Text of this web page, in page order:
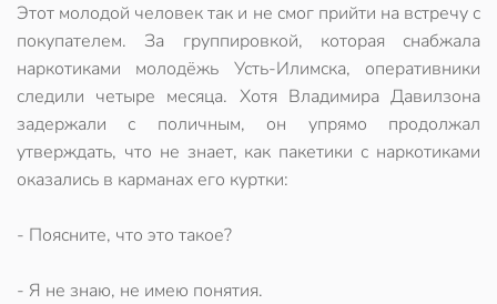
Этот молодой человек так и не смог прийти на встречу с
покупателем. За группировкой, которая снабжала
наркотиками молодёжь Усть-Илимска, оперативники
следили четыре месяца. Хотя Владимира Давилзона
задержали с поличным, он упрямо продолжал
утверждать, что не знает, как пакетики с наркотиками
оказались в карманах его куртки:
- Поясните, что это такое?
- Я не знаю, не имею понятия.